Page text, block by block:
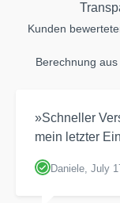
Kunden
Berechnung
»Schneller
mein letzter
Daniele, July